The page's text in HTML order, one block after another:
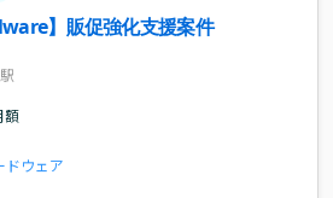
】販促強化支援案件
額
ドウェア